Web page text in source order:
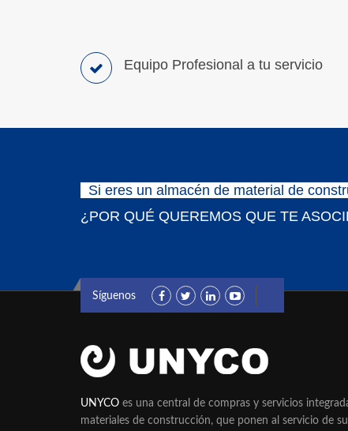
Equipo Profesional a tu servicio
Si eres un almacén de material de
¿POR QUÉ QUEREMOS QUE TE
Síguenos
UNYCO es una central de compras y servicios
materiales de construcción, que ponen al servicio de